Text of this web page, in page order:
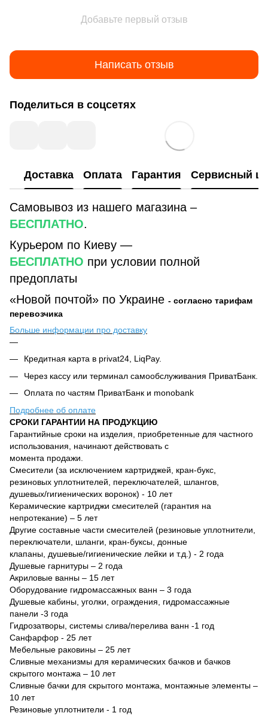
Добавьте первый отзыв
Написать отзыв
Поделиться в соцсетях
Доставка Оплата Гарантия Сервисный
Самовывоз из нашего магазина –
БЕСПЛАТНО.
Курьером по Киеву —
БЕСПЛАТНО при условии полной
предоплаты
«Новой почтой» по Украине - согласно тарифам
перевозчика
Больше информации про доставку
Кредитная карта в privat24, LiqPay.
Через кассу или терминал самообслуживания ПриватБанк.
Оплата по частям ПриватБанк и monobank
Подробнее об оплате
СРОКИ ГАРАНТИИ НА ПРОДУКЦИЮ
Гарантийные сроки на изделия, приобретенные для частного
использования, начинают действовать с
момента продажи.
Смесители (за исключением картриджей, кран-букс,
резиновых уплотнителей, переключателей, шлангов,
душевых/гигиенических воронок) - 10 лет
Керамические картриджи смесителей (гарантия на
непротекание) – 5 лет
Другие составные части смесителей (резиновые уплотнители,
переключатели, шланги, кран-буксы, донные
клапаны, душевые/гигиенические лейки и т.д.) - 2 года
Душевые гарнитуры – 2 года
Акриловые ванны – 15 лет
Оборудование гидромассажных ванн – 3 года
Душевые кабины, уголки, ограждения, гидромассажные
панели -3 года
Гидрозатворы, системы слива/перелива ванн -1 год
Санфарфор - 25 лет
Мебельные раковины – 25 лет
Сливные механизмы для керамических бачков и бачков
скрытого монтажа – 10 лет
Сливные бачки для скрытого монтажа, монтажные элементы –
10 лет
Резиновые уплотнители - 1 год